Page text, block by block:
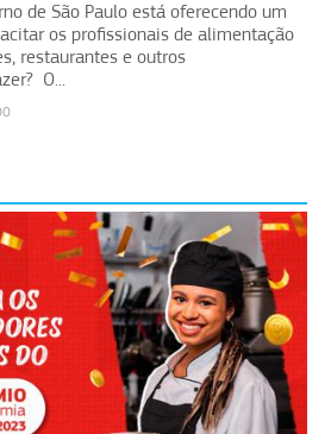
de São Paulo está oferecendo um
os profissionais de alimentação
restaurantes e outros
O...